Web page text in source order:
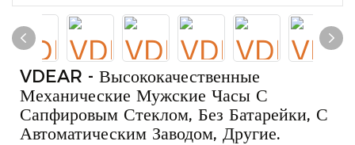
VDEAR - Высококачественные
Механические Мужские Часы С
Сапфировым Стеклом, Без Батарейки, С
Автоматическим Заводом, Другие.